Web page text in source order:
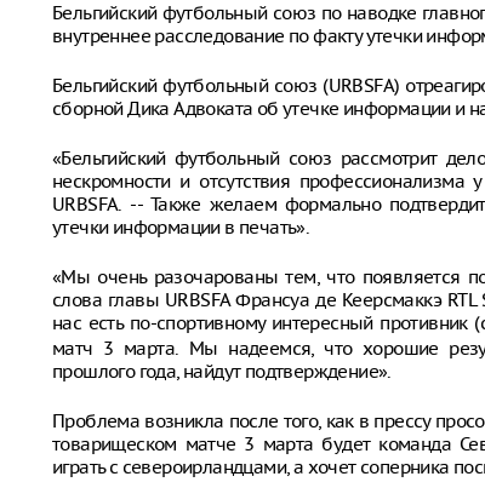
Бельгийский футбольный союз по наводке
внутреннее расследование по факту утечки
Бельгийский футбольный союз (URBSFA)
сборной Дика Адвоката об утечке информации и
«Бельгийский футбольный союз рассмотрит
нескромности и отсутствия
URBSFA. -- Также желаем формально
утечки информации в печать».
«Мы очень разочарованы тем, что появляется
слова главы URBSFA Франсуа де Кеерсмаккэ
нас есть по-спортивному интересный противник
матч 3 марта. Мы надеемся, что хорошие
прошлого года, найдут подтверждение».
Проблема возникла после того, как в прессу
товарищеском матче 3 марта будет команда
играть с североирландцами, а хочет соперника